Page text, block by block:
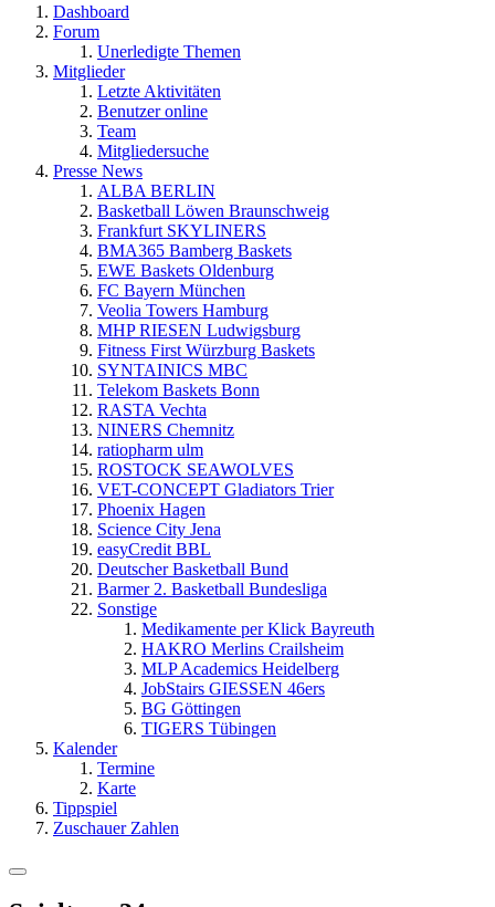
Dashboard
Forum
Unerledigte Themen
Mitglieder
Letzte Aktivitäten
Benutzer online
Team
Mitgliedersuche
Presse News
ALBA BERLIN
Basketball Löwen Braunschweig
Frankfurt SKYLINERS
BMA365 Bamberg Baskets
EWE Baskets Oldenburg
FC Bayern München
Veolia Towers Hamburg
MHP RIESEN Ludwigsburg
Fitness First Würzburg Baskets
SYNTAINICS MBC
Telekom Baskets Bonn
RASTA Vechta
NINERS Chemnitz
ratiopharm ulm
ROSTOCK SEAWOLVES
VET-CONCEPT Gladiators Trier
Phoenix Hagen
Science City Jena
easyCredit BBL
Deutscher Basketball Bund
Barmer 2. Basketball Bundesliga
Sonstige
Medikamente per Klick Bayreuth
HAKRO Merlins Crailsheim
MLP Academics Heidelberg
JobStairs GIESSEN 46ers
BG Göttingen
TIGERS Tübingen
Kalender
Termine
Karte
Tippspiel
Zuschauer Zahlen